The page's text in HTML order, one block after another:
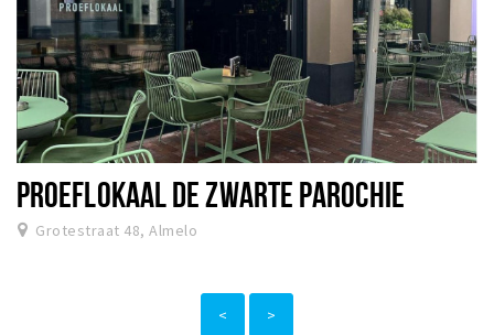
PROEFLOKAAL DE ZWARTE PAROCHIE
Grotestraat 48, Almelo
< >